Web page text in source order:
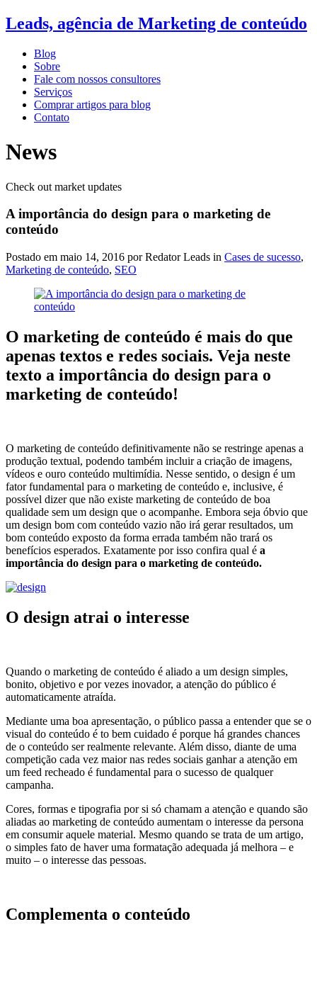
Leads, agência de Marketing de conteúdo
Blog
Sobre
Fale com nossos consultores
Serviços
Comprar artigos para blog
Contato
News
Check out market updates
A importância do design para o marketing de
conteúdo
Postado em maio 14, 2016 por Redator Leads in Cases de sucesso,
Marketing de conteúdo, SEO
O marketing de conteúdo é mais do que
apenas textos e redes sociais. Veja neste
texto a importância do design para o
marketing de conteúdo!
O marketing de conteúdo definitivamente não se restringe apenas a
produção textual, podendo também incluir a criação de imagens,
vídeos e ouro conteúdo multimídia. Nesse sentido, o design é um
fator fundamental para o marketing de conteúdo e, inclusive, é
possível dizer que não existe marketing de conteúdo de boa
qualidade sem um design que o acompanhe. Embora seja óbvio que
um design bom com conteúdo vazio não irá gerar resultados, um
bom conteúdo exposto da forma errada também não trará os
benefícios esperados. Exatamente por isso confira qual é a
importância do design para o marketing de conteúdo.
O design atrai o interesse
Quando o marketing de conteúdo é aliado a um design simples,
bonito, objetivo e por vezes inovador, a atenção do público é
automaticamente atraída.
Mediante uma boa apresentação, o público passa a entender que se o
visual do conteúdo é to bem cuidado é porque há grandes chances
de o conteúdo ser realmente relevante. Além disso, diante de uma
competição cada vez maior nas redes sociais ganhar a atenção em
um feed recheado é fundamental para o sucesso de qualquer
campanha.
Cores, formas e tipografia por si só chamam a atenção e quando são
aliadas ao marketing de conteúdo aumentam o interesse da persona
em consumir aquele material. Mesmo quando se trata de um artigo,
o simples fato de haver uma formatação adequada já melhora – e
muito – o interesse das pessoas.
Complementa o conteúdo